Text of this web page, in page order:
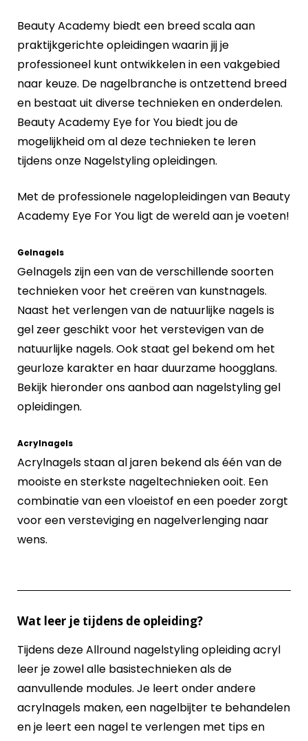
Beauty Academy biedt een breed scala aan
praktijkgerichte opleidingen waarin jij je
professioneel kunt ontwikkelen in een vakgebied
naar keuze. De nagelbranche is ontzettend breed
en bestaat uit diverse technieken en onderdelen.
Beauty Academy Eye for You biedt jou de
mogelijkheid om al deze technieken te leren
tijdens onze Nagelstyling opleidingen.
Met de professionele nagelopleidingen van Beauty
Academy Eye For You ligt de wereld aan je voeten!
Gelnagels
Gelnagels zijn een van de verschillende soorten
technieken voor het creëren van kunstnagels.
Naast het verlengen van de natuurlijke nagels is
gel zeer geschikt voor het verstevigen van de
natuurlijke nagels. Ook staat gel bekend om het
geurloze karakter en haar duurzame hoogglans.
Bekijk hieronder ons aanbod aan nagelstyling gel
opleidingen.
Acrylnagels
Acrylnagels staan al jaren bekend als één van de
mooiste en sterkste nageltechnieken ooit. Een
combinatie van een vloeistof en een poeder zorgt
voor een versteviging en nagelverlenging naar
wens.
Wat leer je tijdens de opleiding?
Tijdens deze Allround nagelstyling opleiding acryl
leer je zowel alle basistechnieken als de
aanvullende modules. Je leert onder andere
acrylnagels maken, een nagelbijter te behandelen
en je leert een nagel te verlengen met tips en